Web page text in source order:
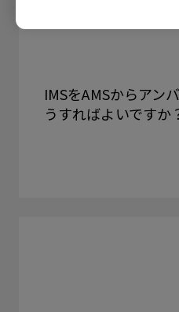
IMSをAMSからアン
うすればよいですか